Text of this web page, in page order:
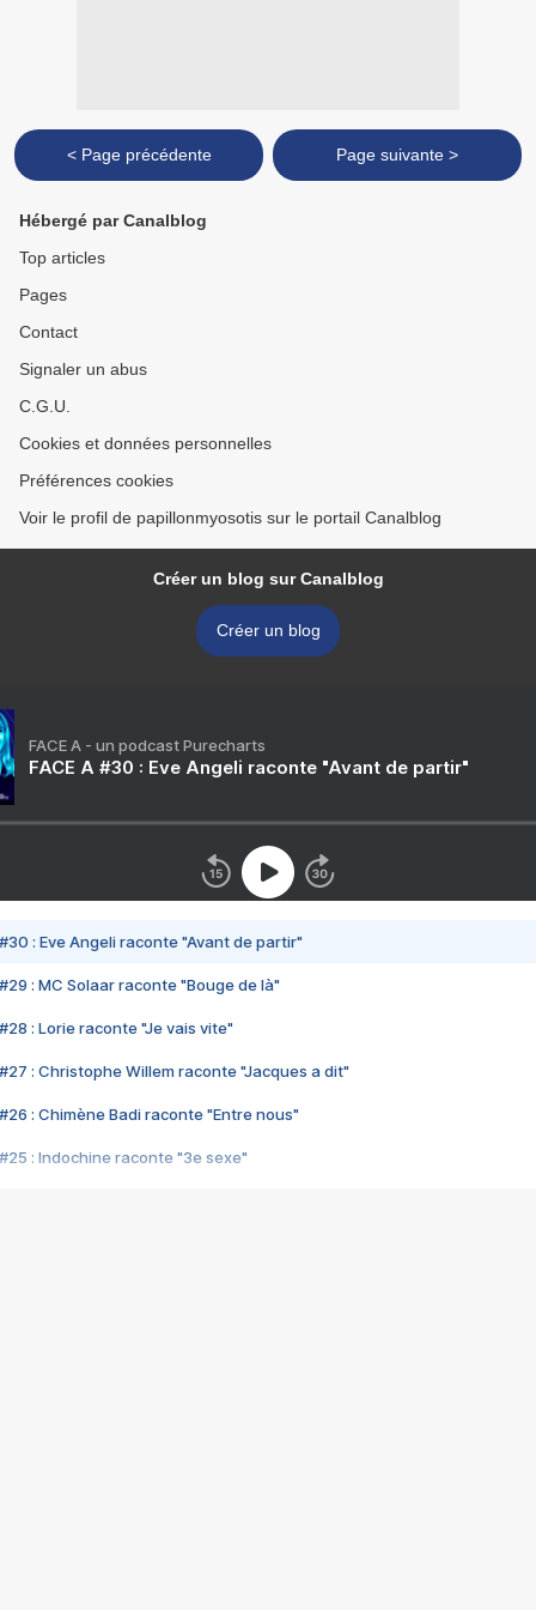
< Page précédente Page suivante >
Hébergé par Canalblog
Top articles
Pages
Contact
Signaler un abus
C.G.U.
Cookies et données personnelles
Préférences cookies
Voir le profil de papillonmyosotis sur le portail Canalblog
Créer un blog sur Canalblog
Créer un blog
FACE A - un podcast Purecharts
FACE A #30 : Eve Angeli raconte "Avant de partir"
#30 : Eve Angeli raconte "Avant de partir"
#29 : MC Solaar raconte "Bouge de là"
#28 : Lorie raconte "Je vais vite"
#27 : Christophe Willem raconte "Jacques a dit"
#26 : Chimène Badi raconte "Entre nous"
#25 : Indochine raconte "3e sexe"